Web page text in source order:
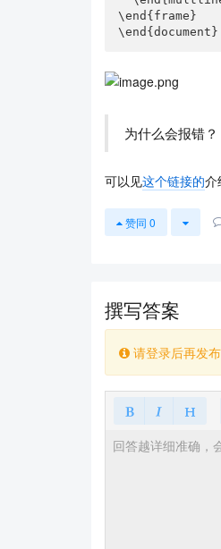
\end{frame}
\end{document}
为什么会报错？
可以见这个链接的介
赞同 0
撰写答案
请登录后再发布